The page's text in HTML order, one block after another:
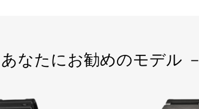
あなたにお勧めのモデル －